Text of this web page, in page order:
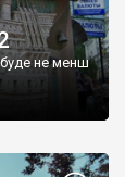
не менш